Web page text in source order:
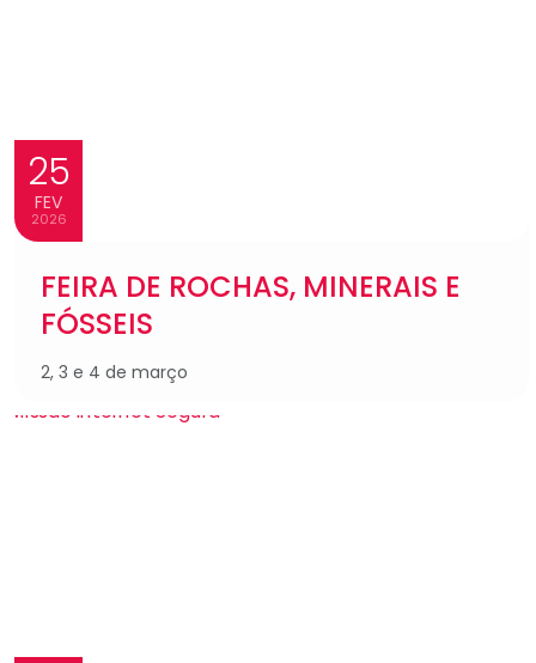
25
FEV
2026
FEIRA DE ROCHAS, MINERAIS E
FÓSSEIS
2, 3 e 4 de março